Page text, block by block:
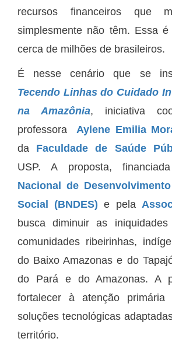
recursos financeiros que
simplesmente não têm. Essa
cerca de milhões de brasileiros.
É nesse cenário que se
Tecendo Linhas do Cuidado
na Amazônia, iniciativa
professoraAylene Emilia
da Faculdade de Saúde
USP. A proposta,
Nacional de
Social (BNDES) e pela
busca diminuir as
comunidades ribeirinhas,
do Baixo Amazonas e do
do Pará e do Amazonas. A
fortalecer à atenção primária
soluções tecnológicas
território.